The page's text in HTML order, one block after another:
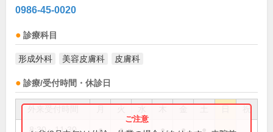
0986-45-0020
診療科目
形成外科 美容皮膚科 皮膚科
診療/受付時間・休診日
祝
8:30～11:30 ● ● ● ●